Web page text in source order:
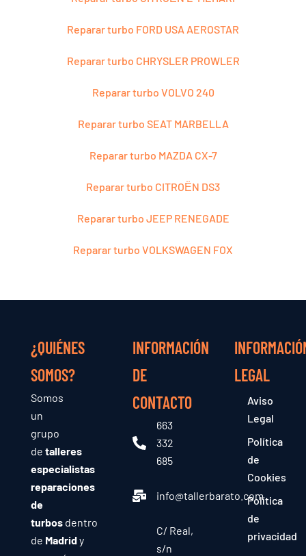
Reparar turbo FORD USA AEROSTAR
Reparar turbo CHRYSLER PROWLER
Reparar turbo VOLVO 240
Reparar turbo SEAT MARBELLA
Reparar turbo MAZDA CX-7
Reparar turbo CITROЁN DS3
Reparar turbo JEEP RENEGADE
Reparar turbo VOLKSWAGEN FOX
¿QUIÉNES
SOMOS?
Somos
un
grupo
de talleres
especialistas
reparaciones
de
turbosdentro
de Madridy
INFORMACIÓN
DE
CONTACTO
663
332
685
info@tallerbarato.com
C/ Real,
s/n
LEGAL
Aviso
Legal
Política
de
Cookies
Política
de
privacidad